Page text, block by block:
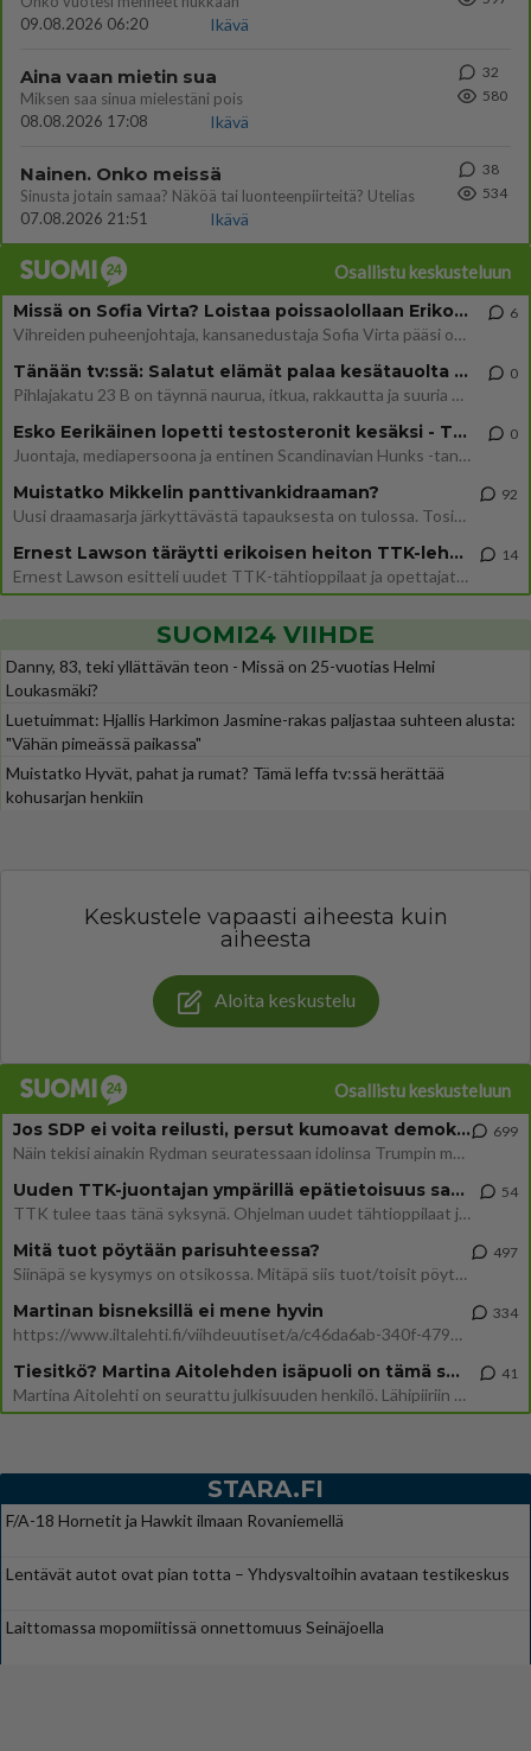
09.08.2026 06:20
Ikävä
Aina vaan mietin sua
Miksen saa sinua mielestäni pois
08.08.2026 17:08
Ikävä
32
580
Nainen. Onko meissä
Sinusta jotain samaa? Näköä tai luonteenpiirteitä? Utelias
07.08.2026 21:51
Ikävä
38
534
Osallistu keskusteluun
Missä on Sofia Virta? Loistaa poissaolollaan Erikoisjoukot uudelta kaudelta
Vihreiden puheenjohtaja, kansanedustaja Sofia Virta pääsi otsikoihin, kun tieto hänen osallistumisestaan Erikoisjoukot-k
6
Tänään tv:ssä: Salatut elämät palaa kesätauolta - Tässä hieman juonipaljastuksia
Pihlajakatu 23 B on täynnä naurua, itkua, rakkautta ja suuria salaisuuksia. Suomalaisten yksi pitkäikäisimmistä draamas
0
Esko Eerikäinen lopetti testosteronit kesäksi - Tämä ikävä vaikutus iski heti
Juontaja, mediapersoona ja entinen Scandinavian Hunks -tanssija Esko Eerikäinen on tunnettu avoimuudestaan. Nyt Eerikäi
0
Muistatko Mikkelin panttivankidraaman?
Uusi draamasarja järkyttävästä tapauksesta on tulossa. Tositapahtumiin perustuva sarja ammentaa vuoden 1986 Mikkelin pan
92
Ernest Lawson täräytti erikoisen heiton TTK-lehdistötilaisuudessa: " Onko tässä tarkoituksena...?"
Ernest Lawson esitteli uudet TTK-tähtioppilaat ja opettajat torstaina 6.8. lehdistölle. Tulevalla kaudella on yksi hausk
14
SUOMI24 VIIHDE
Danny, 83, teki yllättävän teon - Missä on 25-vuotias Helmi
Loukasmäki?
Luetuimmat: Hjallis Harkimon Jasmine-rakas paljastaa suhteen alusta:
"Vähän pimeässä paikassa"
Muistatko Hyvät, pahat ja rumat? Tämä leffa tv:ssä herättää
kohusarjan henkiin
Keskustele vapaasti aiheesta kuin
aiheesta
Aloita keskustelu
Osallistu keskusteluun
Jos SDP ei voita reilusti, persut kumoavat demokratian Suomesta
Näin tekisi ainakin Rydman seuratessaan idolinsa Trumpin mallia https://www.is.fi/politiikka/art-2000012187244.html
699
Uuden TTK-juontajan ympärillä epätietoisuus sakenee - Nyt MTV hämmentää soppaa
TTK tulee taas tänä syksynä. Ohjelman uudet tähtioppilaat julkistetaan torstaina 6. elokuuta klo 14 alkavassa lehdistö
54
Mitä tuot pöytään parisuhteessa?
Siinäpä se kysymys on otsikossa. Mitäpä siis tuot/toisit pöytään parisuhteessa? Oletko mies vai nainen? Koetko sen mitä
497
Martinan bisneksillä ei mene hyvin
https://www.iltalehti.fi/viihdeuutiset/a/c46da6ab-340f-4790-aaa7-0865eed2336 Yrityksen konkurssihakemus on tullut kärä
334
Tiesitkö? Martina Aitolehden isäpuoli on tämä suosittu laulaja
Martina Aitolehti on seurattu julkisuuden henkilö. Lähipiiriin mahtuu muitakin tunnettuja henkilöitä. Tiesitkö, että Ma
41
STARA.FI
F/A-18 Hornetit ja Hawkit ilmaan Rovaniemellä
Lentävät autot ovat pian totta – Yhdysvaltoihin avataan testikeskus
Laittomassa mopomiitissä onnettomuus Seinäjoella